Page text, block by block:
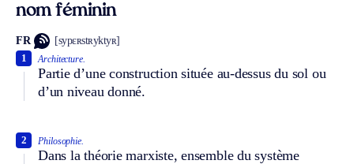
nom féminin
FR [sypɛʀstʀyktyʀ]
Architecture.
Partie d’une construction située au-dessus du sol ou
d’un niveau donné.
1
Philosophie.
Dans la théorie marxiste, ensemble du système
2